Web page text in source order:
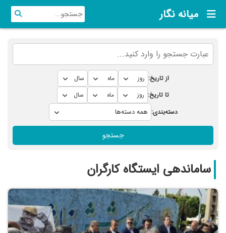
میانه نگار
از تاریخ:
تا تاریخ:
دسته‌بندی:
جستجو
ساماندهی ایستگاه کارگران